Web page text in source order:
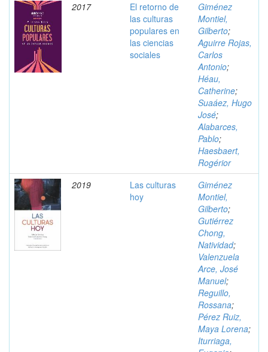
2017
El retorno de
las culturas
populares en
las ciencias
sociales
Giménez
Montiel,
Gilberto;
Aguirre Rojas,
Carlos
Antonio;
Héau,
Catherine;
Suaáez, Hugo
José;
Alabarces,
Pablo;
Haesbaert,
Rogérior
2019
Las culturas
hoy
Giménez
Montiel,
Gilberto;
Gutiérrez
Chong,
Natividad;
Valenzuela
Arce, José
Manuel;
Reguillo,
Rossana;
Pérez Ruiz,
Maya Lorena;
Iturriaga,